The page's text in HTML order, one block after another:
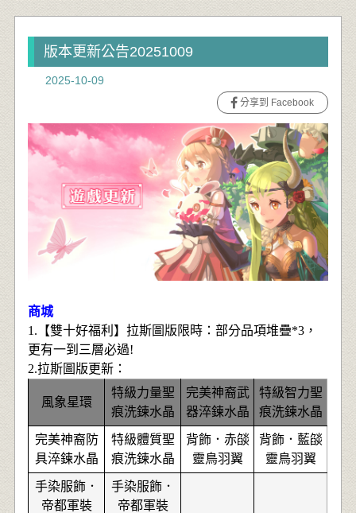
版本更新公告20251009
2025-10-09
分享到 Facebook
商城
1.【雙十好福利】拉斯圖版限時 ：部分品項堆疊*3，
更有一到三層必過!
2.拉斯圖版更新 ：
風象星環
特級力量聖
痕洗鍊水晶
完美神裔武
器淬鍊水晶
特級智力聖
痕洗鍊水晶
完美神裔防
具淬鍊水晶
特級體質聖
痕洗鍊水晶
背飾．赤燄
靈鳥羽翼
背飾．藍燄
靈鳥羽翼
手染服飾．
帝都軍裝
手染服飾．
帝都軍裝